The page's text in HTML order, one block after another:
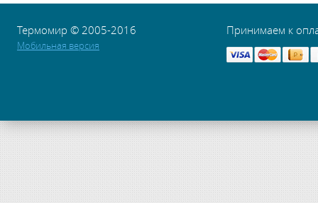
Термомир © 2005-2016
Мобильная версия
Принимаем к